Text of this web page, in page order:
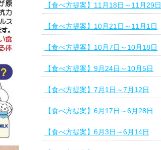
【食べ方提案】11月18日～11月29日
【食べ方提案】10月21日～11月1日
【食べ方提案】10月7日～10月18日
【食べ方提案】9月24日～10月5日
【食べ方提案】7月1日～7月12日
【食べ方提案】6月17日～6月28日
【食べ方提案】6月3日～6月14日